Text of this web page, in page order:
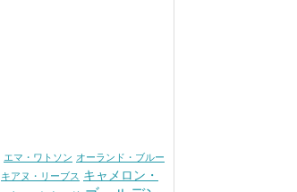
エマ・ワトソン オーランド・ブルー
キアヌ・リーブス キャメロン・